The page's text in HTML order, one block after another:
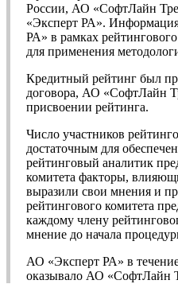
России, АО «СофтЛайн
«Эксперт РА».
РА» в рамках рейтингового
для применения
Кредитный рейтинг был
договора, АО «СофтЛайн
присвоении рейтинга.
Число участников
достаточным для
рейтинговый аналитик
комитета факторы,
выразили свои мнения и
рейтингового комитета
каждому члену
мнение до начала
АО «Эксперт РА» в
оказывало АО «СофтЛайн